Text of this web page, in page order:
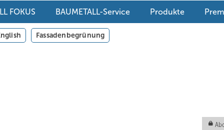
FOKUS BAUMETALL-Service Produkte
Fassadenbegrünung